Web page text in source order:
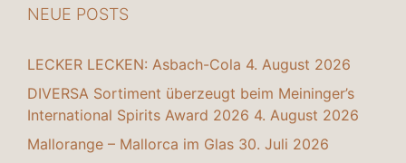
NEUE POSTS
LECKER LECKEN: Asbach-Cola 4. August 2026
DIVERSA Sortiment überzeugt beim Meininger’s
International Spirits Award 2026 4. August 2026
Mallorange – Mallorca im Glas 30. Juli 2026